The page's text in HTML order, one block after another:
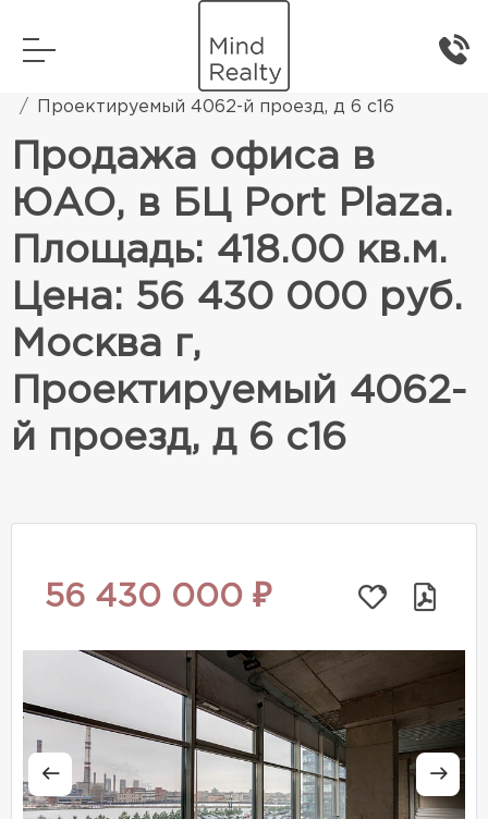
Коммерческая недвижимость
Проектируемый 4062-й проезд, д 6 с16
Продажа офиса в
ЮАО, в БЦ Port Plaza.
Площадь: 418.00 кв.м.
Цена: 56 430 000 руб.
Москва г,
Проектируемый 4062-
й проезд, д 6 с16
56 430 000 ₽